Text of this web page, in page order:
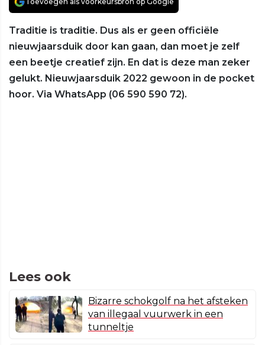
Traditie is traditie. Dus als er geen officiële
nieuwjaarsduik door kan gaan, dan moet je zelf
een beetje creatief zijn. En dat is deze man zeker
gelukt. Nieuwjaarsduik 2022 gewoon in de pocket
hoor. Via WhatsApp (06 590 590 72).
Lees ook
Bizarre schokgolf na het afsteken
van illegaal vuurwerk in een
tunneltje